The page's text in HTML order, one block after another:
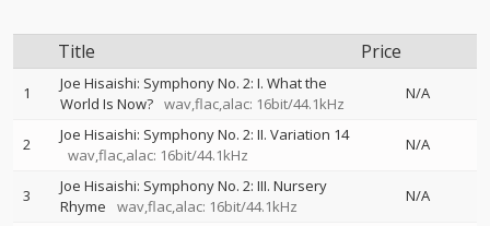
Title Price
1
Joe Hisaishi: Symphony No. 2: I. What the
World Is Now? wav,flac,alac: 16bit/44.1kHz
N/A
2
Joe Hisaishi: Symphony No. 2: II. Variation 14
wav,flac,alac: 16bit/44.1kHz
N/A
3
Joe Hisaishi: Symphony No. 2: III. Nursery
Rhyme
wav,flac,alac: 16bit/44.1kHz
N/A